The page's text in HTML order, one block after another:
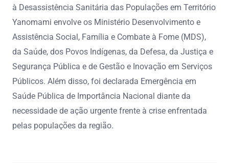
à Desassistência Sanitária das Populações em Território
Yanomami envolve os Ministério Desenvolvimento e
Assistência Social, Família e Combate à Fome (MDS),
da Saúde, dos Povos Indígenas, da Defesa, da Justiça e
Segurança Pública e de Gestão e Inovação em Serviços
Públicos. Além disso, foi declarada Emergência em
Saúde Pública de Importância Nacional diante da
necessidade de ação urgente frente à crise enfrentada
pelas populações da região.